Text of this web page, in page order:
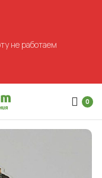
0
не работаем